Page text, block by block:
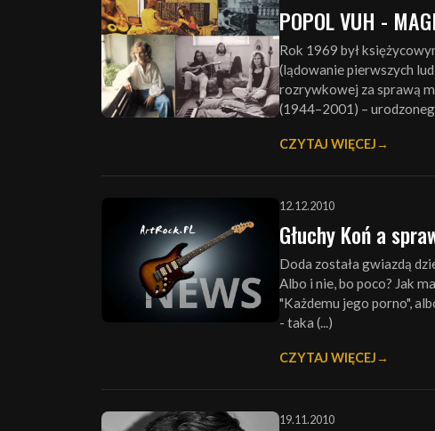
POPOL VUH -
Rok 1969 był
(lądowanie pierwszych
rozrywkowej za sprawą
(1944–2001) –
CZYTAJ WIĘCEJ
12.12.2010
Głuchy Koń a
Doda została gwiazdą
Albo i nie, bo poco? Jak
"Każdemu jego porno",
- taka (...)
CZYTAJ WIĘCEJ
19.11.2010